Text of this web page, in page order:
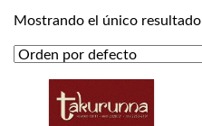
Mostrando el único resultado